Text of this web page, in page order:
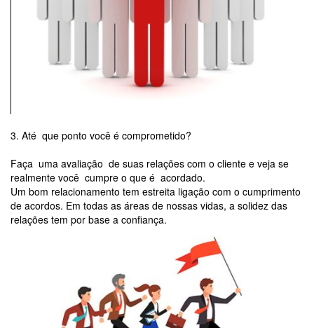
3. Até que ponto você é comprometido?
Faça uma avaliação de suas relações com o cliente e veja se
realmente você cumpre o que é acordado.
Um bom relacionamento tem estreita ligação com o cumprimento
de acordos. Em todas as áreas de nossas vidas, a solidez das
relações tem por base a confiança.